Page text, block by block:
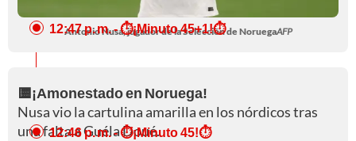
Antonio Nusa, jugador de la Selección de NoruegaAFP
12:47 p. m.- ⏱️¡Minuto 45+1!⏱️
🟨¡Amonestado en Noruega!
Nusa vio la cartulina amarilla en los nórdicos tras
una falta a Guéla Doué.
12:46 p. m.- ⏱️¡Minuto 45!⏱️